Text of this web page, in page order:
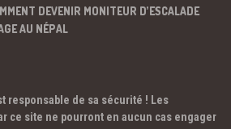
DEVENIR MONITEUR D’ESCALADE
AU NÉPAL
responsable de sa sécurité ! Les
ce site ne pourront en aucun cas engager